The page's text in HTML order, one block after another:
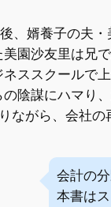
、婿養子の夫
園沙友里は兄
ススクールで
陰謀にハマり
ながら、会社の
会計の
本書は